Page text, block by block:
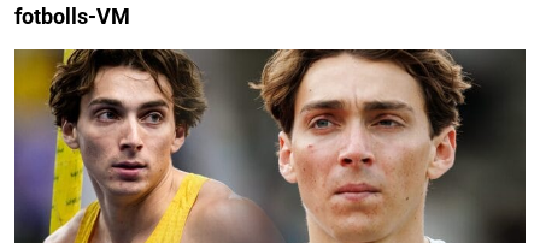
fotbolls-VM